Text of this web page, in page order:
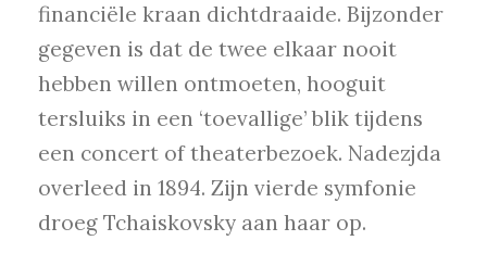
financiële kraan dichtdraaide. Bijzonder
gegeven is dat de twee elkaar nooit
hebben willen ontmoeten, hooguit
tersluiks in een ‘toevallige’ blik tijdens
een concert of theaterbezoek. Nadezjda
overleed in 1894. Zijn vierde symfonie
droeg Tchaiskovsky aan haar op.